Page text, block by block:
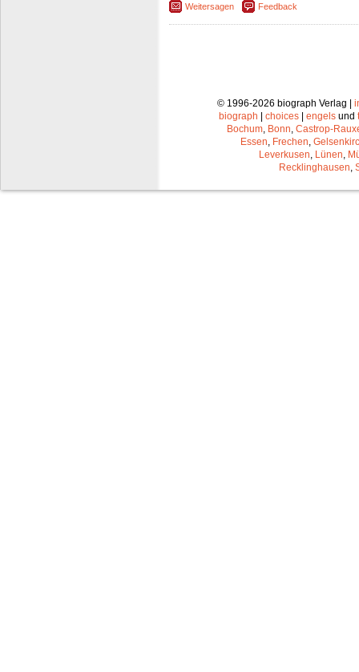
Weitersagen Feedback
© 1996-2026 biograph Verlag |
biograph | choices | engels und
Bochum Bonn Castrop-
Essen Frechen
Leverkusen Lünen
Recklinghausen